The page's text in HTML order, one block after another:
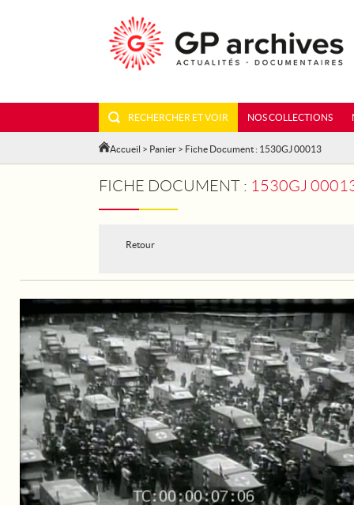
RECHERCHER ET VOIR NOS COLLECTIONS
Accueil > Panier > Fiche Document : 1530GJ 00013
FICHE DOCUMENT : 1530GJ 00013 - PARIS.
Retour